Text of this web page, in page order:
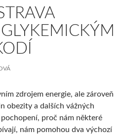
zdrojem energie, ale zároveň
obezity a dalších vážných
proč nám některé
nám pomohou dva výchozí